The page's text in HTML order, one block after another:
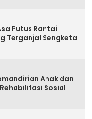
Putus Rantai
Terganjal Sengketa
Anak dan
Sosial